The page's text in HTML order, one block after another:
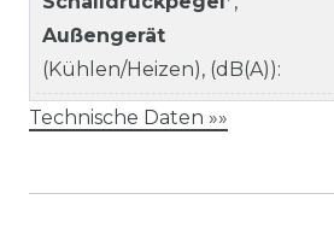
Außengerät
(Kühlen/Heizen), (dB(A)):
Technische Daten »»